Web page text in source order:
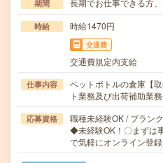
期間 長期でお仕事できる方、
時給 時給1470円
交通費
交通費規定内支給
仕事内容
ペットボトルの倉庫【
ト業務及び出荷補助業
応募資格
職種未経験OK / ブラン
◆未経験OK！〇まずは
で気軽にオンライン登